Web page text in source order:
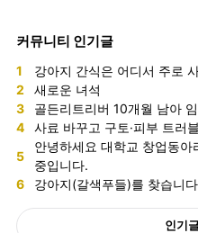
커뮤니티 인기글
1 강아지 간식은 어디서 주로
2 새로운 녀석
3 골든리트리버 10개월 남아
4 사료 바꾸고 구토·피부 트러
5
안녕하세요 대학교 창업동
중입니다.
6 강아지(갈색푸들)를 찾습니다
인기